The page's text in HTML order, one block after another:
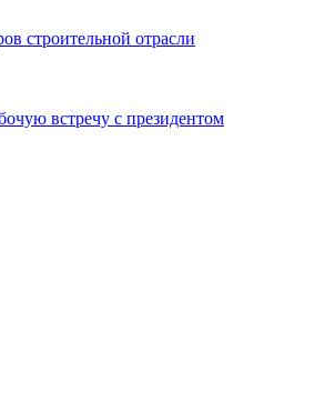
строительной отрасли
встречу с президентом